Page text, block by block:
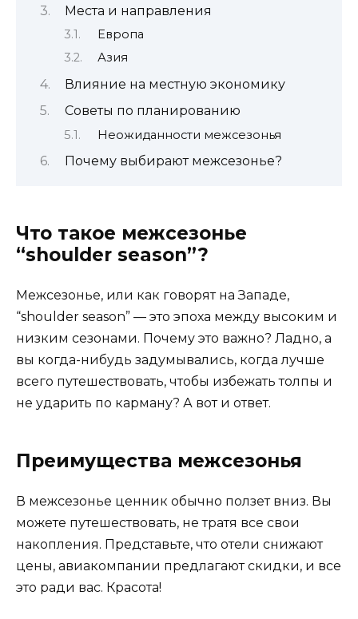
Места и направления
Европа
Азия
Влияние на местную экономику
Советы по планированию
Неожиданности межсезонья
Почему выбирают межсезонье?
Что такое межсезонье
“shoulder season”?
Межсезонье, или как говорят на Западе,
“shoulder season” — это эпоха между высоким и
низким сезонами. Почему это важно? Ладно, а
вы когда-нибудь задумывались, когда лучше
всего путешествовать, чтобы избежать толпы и
не ударить по карману? А вот и ответ.
Преимущества межсезонья
В межсезонье ценник обычно ползет вниз. Вы
можете путешествовать, не тратя все свои
накопления. Представьте, что отели снижают
цены, авиакомпании предлагают скидки, и все
это ради вас. Красота!